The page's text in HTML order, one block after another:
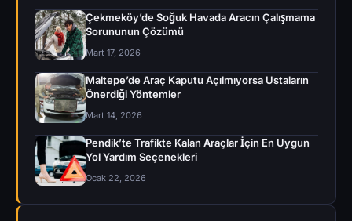
Çekmeköy’de Soğuk Havada Aracın Çalışmama
Sorununun Çözümü
Mart 17, 2026
Maltepe’de Araç Kaputu Açılmıyorsa Ustaların
Önerdiği Yöntemler
Mart 14, 2026
Pendik’te Trafikte Kalan Araçlar İçin En Uygun
Yol Yardım Seçenekleri
Ocak 22, 2026